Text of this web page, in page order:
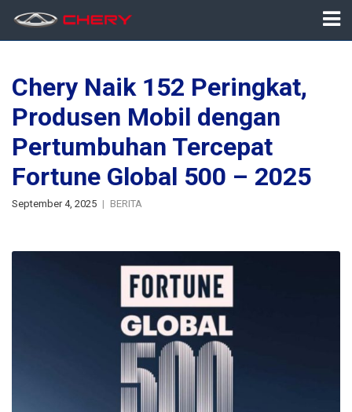
Chery Naik 152 Peringkat,
Produsen Mobil dengan
Pertumbuhan Tercepat
Fortune Global 500 – 2025
September 4, 2025 BERITA